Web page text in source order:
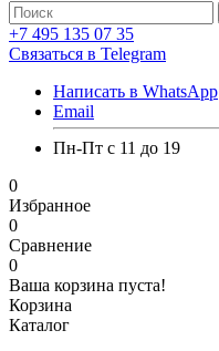
+7 495 135 07 35
Связаться в Telegram
Написать в WhatsApp
Email
Пн-Пт с 11 до 19
0
Избранное
0
Сравнение
0
Ваша корзина пуста!
Корзина
Каталог